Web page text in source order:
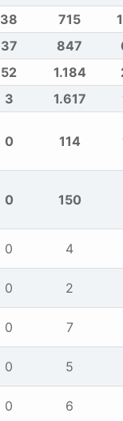
38 715
37 847
52 1.184
3 1.617
0 114
0 150
0
4
0
2
0
7
0
5
0 6